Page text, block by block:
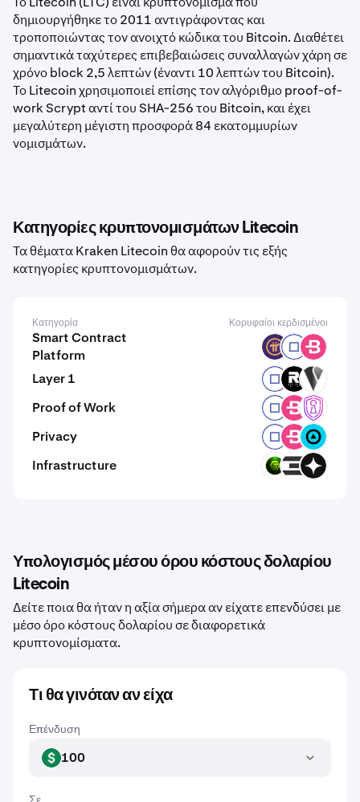
δημιουργήθηκε το 2011 αντιγράφοντας και
τροποποιώντας τον ανοιχτό κώδικα του Bitcoin. Διαθέτει
σημαντικά ταχύτερες επιβεβαιώσεις συναλλαγών χάρη σε
χρόνο block 2,5 λεπτών (έναντι 10 λεπτών του Bitcoin).
Το Litecoin χρησιμοποιεί επίσης τον αλγόριθμο proof-of-
work Scrypt αντί του SHA-256 του Bitcoin, και έχει
μεγαλύτερη μέγιστη προσφορά 84 εκατομμυρίων
νομισμάτων.
Κατηγορίες κρυπτονομισμάτων Litecoin
Τα θέματα Kraken Litecoin θα αφορούν τις εξής
κατηγορίες κρυπτονομισμάτων.
Κατηγορία Κορυφαίοι κερδισμένοι
Smart Contract
Platform
PI BCN
Layer 1 ROOT VEX
Proof of Work BCN SHA
Privacy BCN ZBT
Infrastructure GMRT TFT GIZA
Υπολογισμός μέσου όρου κόστους δολαρίου
Litecoin
Δείτε ποια θα ήταν η αξία σήμερα αν είχατε επενδύσει με
μέσο όρο κόστους δολαρίου σε διαφορετικά
κρυπτονομίσματα.
Τι θα γινόταν αν είχα
Επένδυση
USD 100